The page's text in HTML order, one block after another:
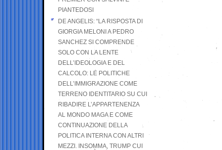
PIANTEDOSI
DE ANGELIS: “LA RISPOSTA DI
GIORGIA MELONI A PEDRO
SANCHEZ SI COMPRENDE
SOLO CON LA LENTE
DELL’IDEOLOGIA E DEL
CALCOLO: LE POLITICHE
DELL’IMMIGRAZIONE COME
TERRENO IDENTITARIO SU CUI
RIBADIRE L’APPARTENENZA
AL MONDO MAGA E COME
CONTINUAZIONE DELLA
POLITICA INTERNA CON ALTRI
MEZZI. INSOMMA, TRUMP CUI